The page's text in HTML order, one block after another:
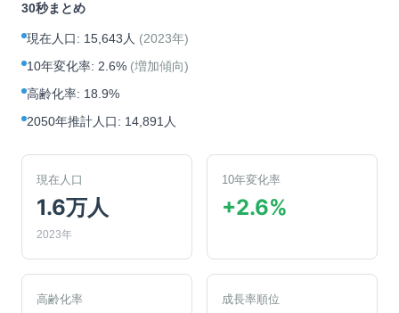
30秒まとめ
現在人口: 15,643人 (2023年)
10年変化率: 2.6% (増加傾向)
高齢化率: 18.9%
2050年推計人口: 14,891人
現在人口
1.6万人
2023年
10年変化率
+2.6%
高齢化率 成長率順位